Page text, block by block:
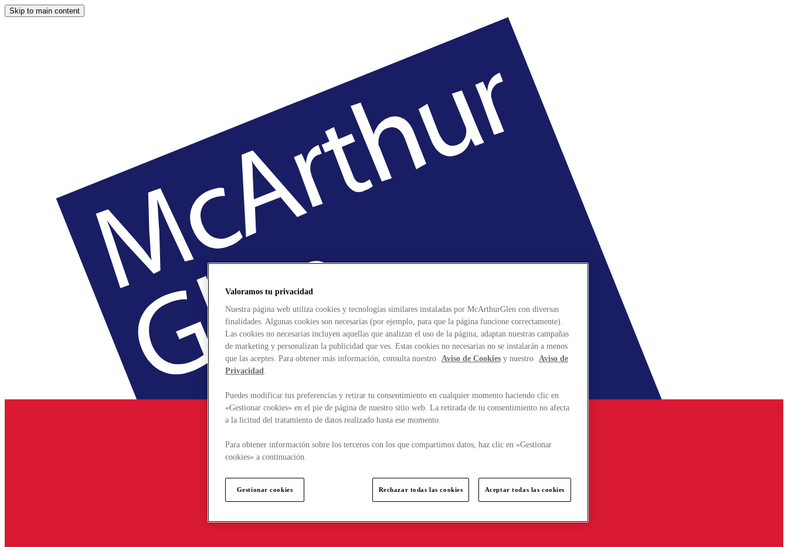
Skip to main content
Valoramos tu privacidad
Nuestra página web utiliza cookies y tecnologías similares instaladas por McArthurGlen con diversas
finalidades. Algunas cookies son necesarias (por ejemplo, para que la página funcione correctamente).
Las cookies no necesarias incluyen aquellas que analizan el uso de la página, adaptan nuestras campañas
de marketing y personalizan la publicidad que ves. Estas cookies no necesarias no se instalarán a menos
que las aceptes. Para obtener más información, consulta nuestro Aviso de Cookies y nuestro Aviso de
Privacidad.
Puedes modificar tus preferencias y retirar tu consentimiento en cualquier momento haciendo clic en
«Gestionar cookies» en el pie de página de nuestro sitio web. La retirada de tu consentimiento no afecta
a la licitud del tratamiento de datos realizado hasta ese momento.
Para obtener información sobre los terceros con los que compartimos datos, haz clic en «Gestionar
cookies» a continuación.
Gestionar cookies Rechazar todas las cookies Aceptar todas las cookies